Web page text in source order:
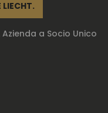
LIECHT.
a Socio Unico